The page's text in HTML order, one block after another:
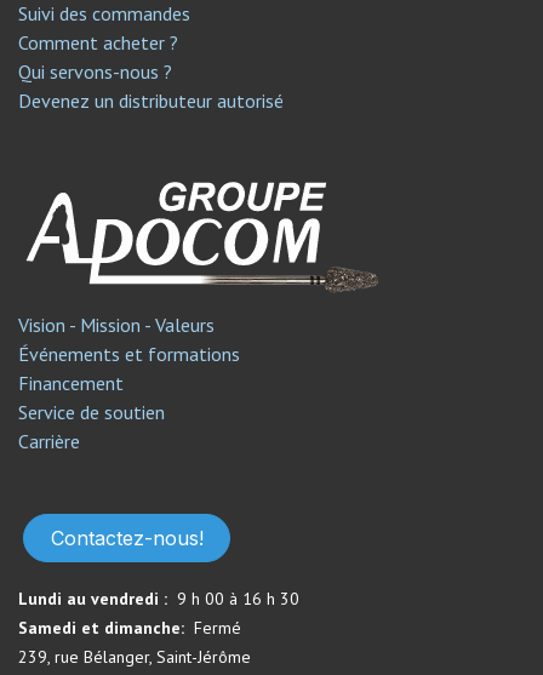
Suivi des commandes
Comment acheter ?
Qui servons-nous ?
Devenez un distributeur autorisé
Vision - Mission - Valeurs
Événements et formations
Financement
Service de soutien​
Carrière
Contactez-nous!
Lundi au vendredi : 9 h 00 à 16 h 30
Samedi et dimanche: Fermé​
239, rue Bélanger, Saint-Jérôme